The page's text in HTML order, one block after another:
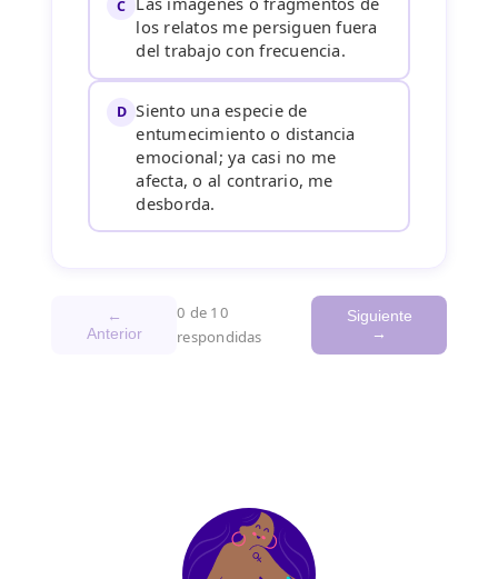
C
los relatos me persiguen fuera
del trabajo con frecuencia.
D Siento una especie de
entumecimiento o distancia
emocional; ya casi no me
afecta, o al contrario, me
desborda.
←
Anterior
0 de 10
respondidas
Siguiente
→